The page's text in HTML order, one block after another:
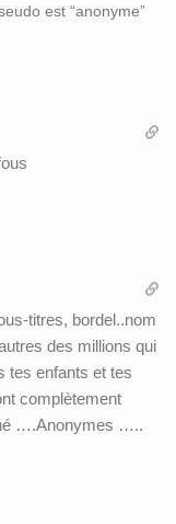
est “anonyme”
titres, bordel..nom
des millions qui
tes enfants et tes
complètement
….Anonymes …..